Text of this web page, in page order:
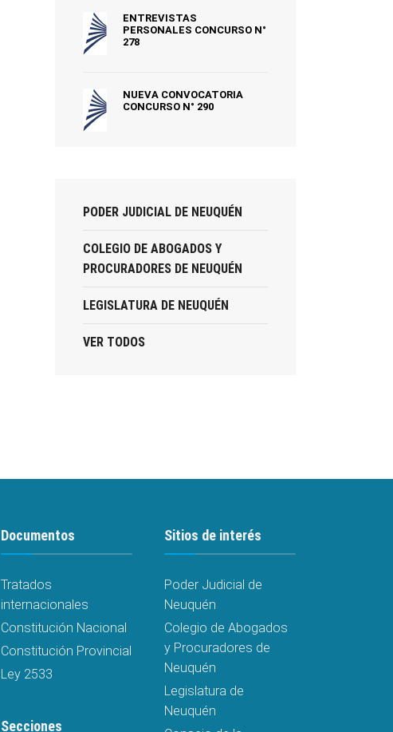
ENTREVISTAS
PERSONALES CONCURSO N°
278
NUEVA CONVOCATORIA
CONCURSO N° 290
PODER JUDICIAL DE NEUQUÉN
COLEGIO DE ABOGADOS Y
PROCURADORES DE NEUQUÉN
LEGISLATURA DE NEUQUÉN
VER TODOS
Documentos
Tratados
internacionales
Constitución Nacional
Constitución Provincial
Ley 2533
Secciones
Sitios de interés
Poder Judicial de
Neuquén
Colegio de Abogados
y Procuradores de
Neuquén
Legislatura de
Neuquén